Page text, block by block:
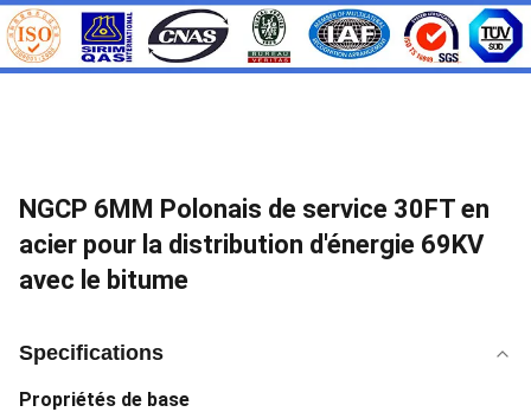
NGCP 6MM Polonais de service 30FT en
acier pour la distribution d'énergie 69KV
avec le bitume
Specifications
Propriétés de base